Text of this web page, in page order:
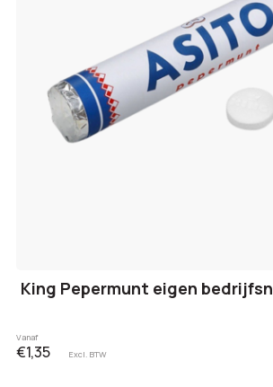
King Pepermunt eigen
Vanaf
€1,35 Excl. BTW